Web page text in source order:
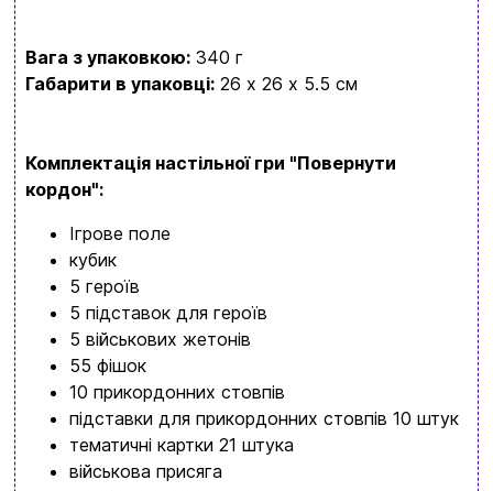
Вага з упаковкою:340 г
Габарити в упаковці:26 x 26 x 5.5 см
Комплектація настільної гри "Повернути
кордон":
Ігрове поле
кубик
5 героїв
5 підставок для героїв
5 військових жетонів
55 фішок
10 прикордонних стовпів
підставки для прикордонних стовпів 10 штук
тематичні картки 21 штука
військова присяга